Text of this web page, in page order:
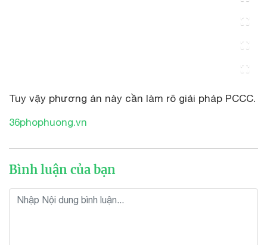
Tuy vậy phương án này cần làm rõ giải pháp PCCC.
36phophuong.vn
Bình luận của bạn